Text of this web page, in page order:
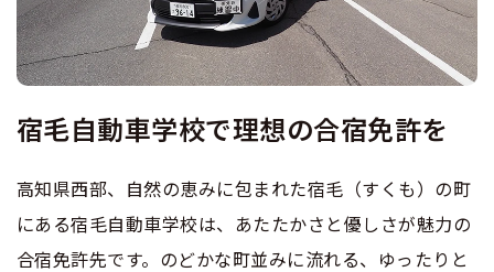
大型二種
合宿免許 体験談・口コミ
合宿免許 よくある質問
まるわかり！合宿免許Q＆A
宿毛自動車学校で理想の合宿免許を
高知県西部、自然の恵みに包まれた宿毛（すくも）の町
にある宿毛自動車学校は、あたたかさと優しさが魅力の
合宿免許先です。のどかな町並みに流れる、ゆったりと